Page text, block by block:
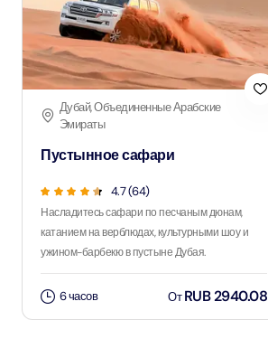
Дубай, Объединенные Арабские
Эмираты
Пустынное сафари
4.7 (64)
Насладитесь сафари по песчаным дюнам,
катанием на верблюдах, культурными шоу и
ужином-барбекю в пустыне Дубая.
6 часов ОтRUB 2940.08